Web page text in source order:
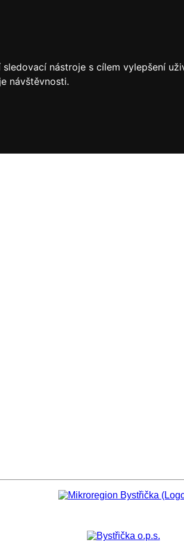
nástroje s cílem vylepšení
návštěvnosti.